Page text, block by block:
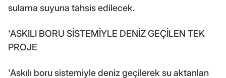
sulama suyuna tahsis edilecek.
'ASKILI BORU SİSTEMİYLE DENİZ GEÇİLEN TEK
PROJE
'Askılı boru sistemiyle deniz geçilerek su aktarılan